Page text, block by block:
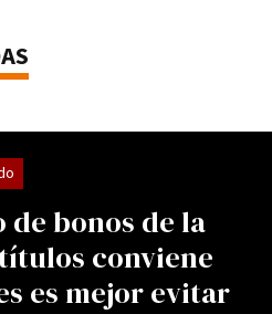
de bonos de la
conviene
es mejor evitar